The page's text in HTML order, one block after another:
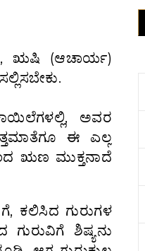
ಋಷಿ (ಆಚಾರ್ಯ)
ಅವರ
ಈ ಎಲ್ಲ
ಋಣ ಮುಕ್ತನಾದೆ
ಕಲಿಸಿದ ಗುರುಗಳ
ಗುರುವಿಗೆ ಶಿಷ್ಯನು